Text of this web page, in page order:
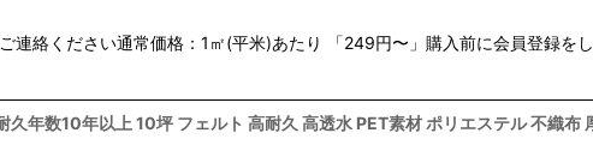
絞り込む
連絡ください通常価格：1㎡(平米)あたり 「249円〜」購入前に会員登録を
年数10年以上 10坪 フェルト 高耐久 高透水 PET素材 ポリエステル 不織布